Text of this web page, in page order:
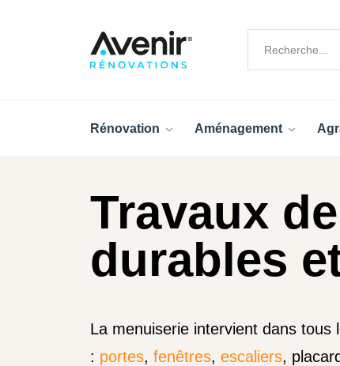
Rénovation Aménagement
Travaux
durables
La menuiserie intervient dans tous
: portes, fenêtres, escaliers,